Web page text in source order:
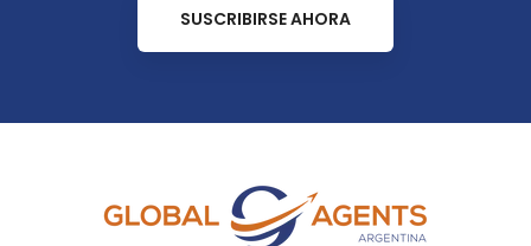
SUSCRIBIRSE AHORA